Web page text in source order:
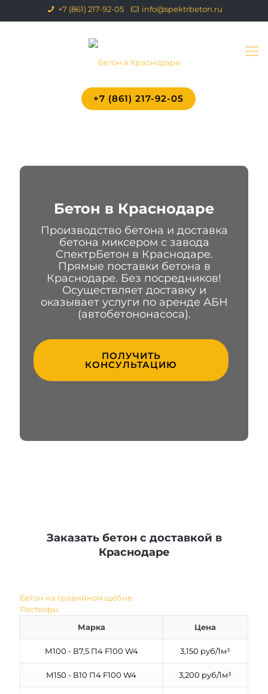
+7 (861) 217-92-05 info@spektrbeton.ru
+7 (861) 217-92-05
Бетон в Краснодаре
Производство бетона и доставка
бетона миксером с завода
СпектрБетон в Краснодаре.
Прямые поставки бетона в
Краснодаре. Без посредников!
Осуществляет доставку и
оказывает услуги по аренде АБН
(автобетононасоса).
ПОЛУЧИТЬ
КОНСУЛЬТАЦИЮ
Заказать бетон с доставкой в
Краснодаре
Бетон на гравийном щебне
Растворы
Марка
Цена
М100 - В7,5 П4 F100 W4 3,150 руб/1м³
М150 - В10 П4 F100 W4 3,200 руб/1м³